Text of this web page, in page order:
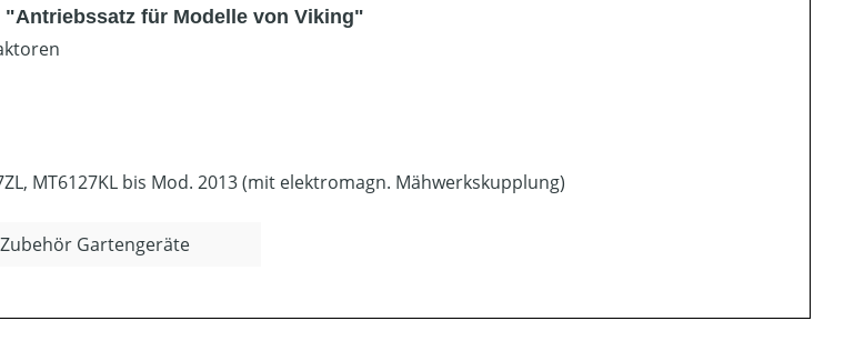
für Modelle von Viking"
MT6127KL bis Mod. 2013 (mit elektromagn. Mähwerkskupplung)
Zubehör Gartengeräte